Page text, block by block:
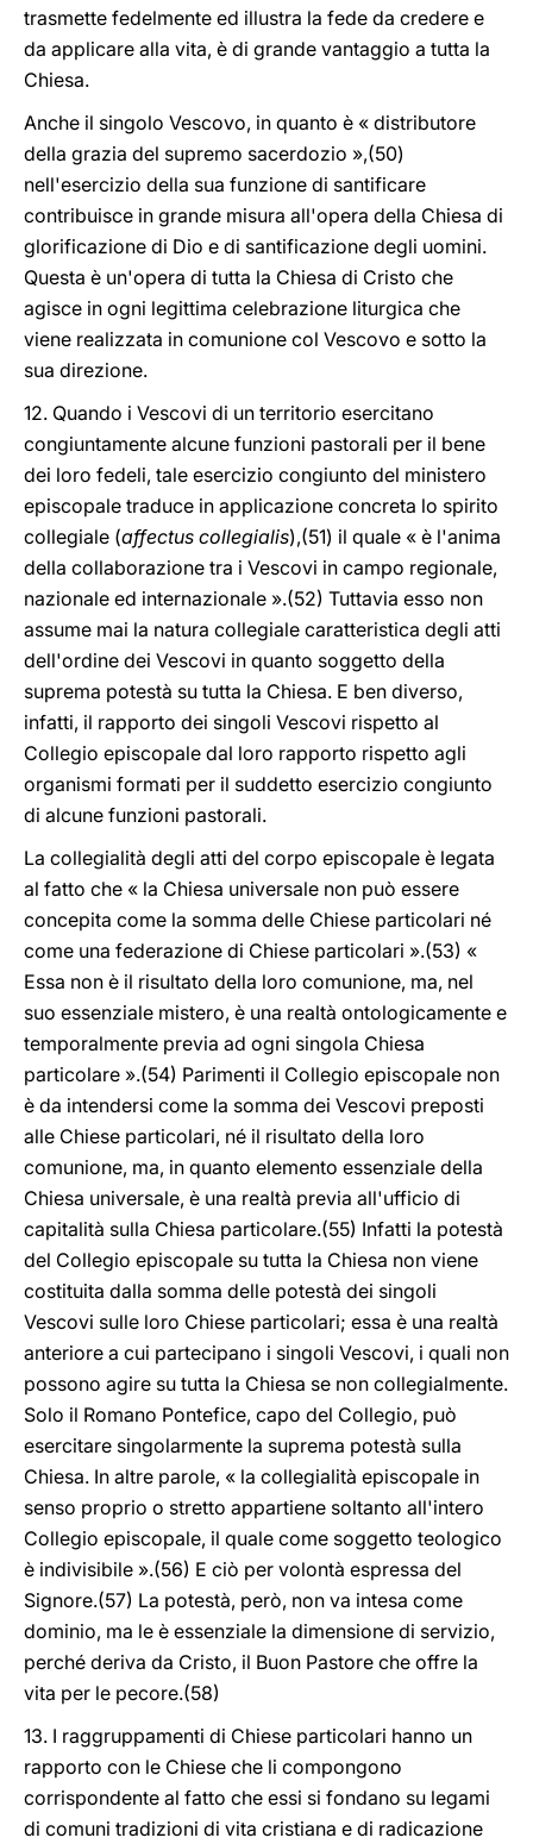
trasmette fedelmente ed illustra la fede da credere e
da applicare alla vita, è di grande vantaggio a tutta la
Chiesa.
Anche il singolo Vescovo, in quanto è « distributore
della grazia del supremo sacerdozio »,(50)
nell'esercizio della sua funzione di santificare
contribuisce in grande misura all'opera della Chiesa di
glorificazione di Dio e di santificazione degli uomini.
Questa è un'opera di tutta la Chiesa di Cristo che
agisce in ogni legittima celebrazione liturgica che
viene realizzata in comunione col Vescovo e sotto la
sua direzione.
12. Quando i Vescovi di un territorio esercitano
congiuntamente alcune funzioni pastorali per il bene
dei loro fedeli, tale esercizio congiunto del ministero
episcopale traduce in applicazione concreta lo spirito
collegiale (affectus collegialis),(51) il quale « è l'anima
della collaborazione tra i Vescovi in campo regionale,
nazionale ed internazionale ».(52) Tuttavia esso non
assume mai la natura collegiale caratteristica degli atti
dell'ordine dei Vescovi in quanto soggetto della
suprema potestà su tutta la Chiesa. E ben diverso,
infatti, il rapporto dei singoli Vescovi rispetto al
Collegio episcopale dal loro rapporto rispetto agli
organismi formati per il suddetto esercizio congiunto
di alcune funzioni pastorali.
La collegialità degli atti del corpo episcopale è legata
al fatto che « la Chiesa universale non può essere
concepita come la somma delle Chiese particolari né
come una federazione di Chiese particolari ».(53) «
Essa non è il risultato della loro comunione, ma, nel
suo essenziale mistero, è una realtà ontologicamente e
temporalmente previa ad ogni singola Chiesa
particolare ».(54) Parimenti il Collegio episcopale non
è da intendersi come la somma dei Vescovi preposti
alle Chiese particolari, né il risultato della loro
comunione, ma, in quanto elemento essenziale della
Chiesa universale, è una realtà previa all'ufficio di
capitalità sulla Chiesa particolare.(55) Infatti la potestà
del Collegio episcopale su tutta la Chiesa non viene
costituita dalla somma delle potestà dei singoli
Vescovi sulle loro Chiese particolari; essa è una realtà
anteriore a cui partecipano i singoli Vescovi, i quali non
possono agire su tutta la Chiesa se non collegialmente.
Solo il Romano Pontefice, capo del Collegio, può
esercitare singolarmente la suprema potestà sulla
Chiesa. In altre parole, « la collegialità episcopale in
senso proprio o stretto appartiene soltanto all'intero
Collegio episcopale, il quale come soggetto teologico
è indivisibile ».(56) E ciò per volontà espressa del
Signore.(57) La potestà, però, non va intesa come
dominio, ma le è essenziale la dimensione di servizio,
perché deriva da Cristo, il Buon Pastore che offre la
vita per le pecore.(58)
13. I raggruppamenti di Chiese particolari hanno un
rapporto con le Chiese che li compongono
corrispondente al fatto che essi si fondano su legami
di comuni tradizioni di vita cristiana e di radicazione